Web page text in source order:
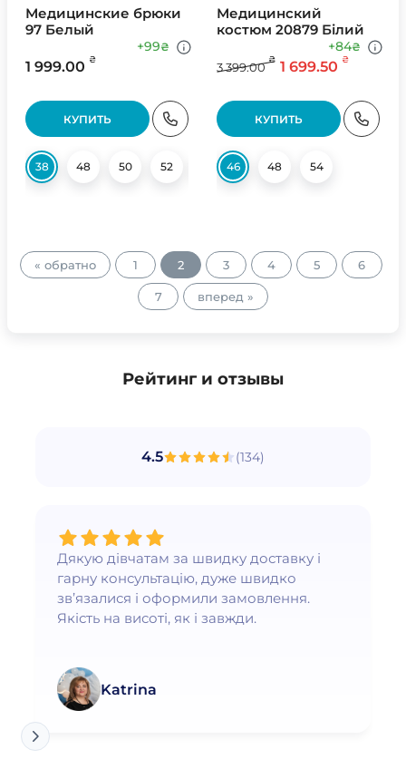
Медицинские брюки
97 Белый
1 999.00 ₴
+99₴
КУПИТЬ
38 48 50 52
Медицинский
костюм 20879 Білий
3 399.00
₴ 1 699.50 ₴
+84₴
КУПИТЬ
46 48 54
« обратно 1 2 3 4 5 6
7 вперед »
Рейтинг и отзывы
4.5 (134)
Дякую дівчатам за швидку доставку і
гарну консультацію, дуже швидко
зв’язалися і оформили замовлення.
Якість на висоті, як і завжди.
Katrina